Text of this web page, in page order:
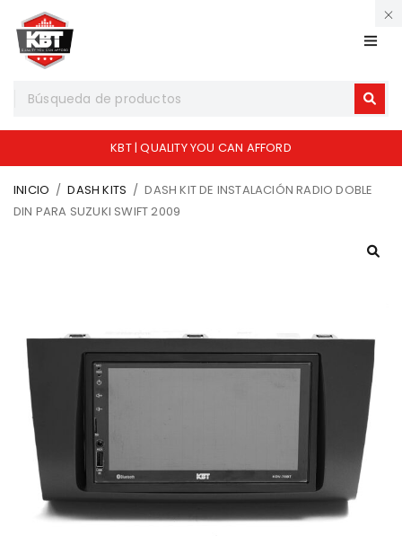
KBT | QUALITY YOU CAN AFFORD
INICIO / DASH KITS / DASH KIT DE INSTALACIÓN RADIO DOBLE
DIN PARA SUZUKI SWIFT 2009